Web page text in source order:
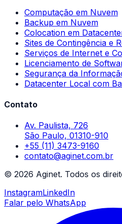
Computação em Nuvem
Backup em Nuvem
Colocation em
Sites de Contingência e
Serviços de Internet e
Licenciamento de
Segurança da
Datacenter Local com
Contato
Av. Paulista, 726
São Paulo, 01310-910
+55 (11) 3473-9160
contato@aginet.com.br
© 2026 Aginet. Todos os
InstagramLinkedIn
Falar pelo WhatsApp